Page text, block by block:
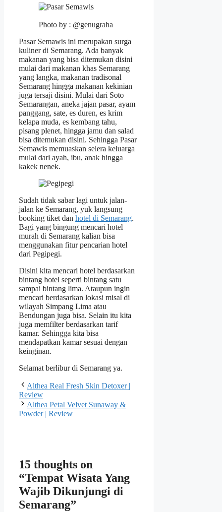
Photo by : @genugraha
Pasar Semawis ini merupakan surga
kuliner di Semarang. Ada banyak
makanan yang bisa ditemukan disini
mulai dari makanan khas Semarang
yang langka, makanan tradisonal
Semarang hingga makanan kekinian
juga tersaji disini. Mulai dari Soto
Semarangan, aneka jajan pasar, ayam
panggang, sate, es duren, es krim
kelapa muda, es kembang tahu,
pisang plenet, hingga jamu dan salad
bisa ditemukan disini. Sehingga Pasar
Semawis memuaskan selera keluarga
mulai dari ayah, ibu, anak hingga
kakek nenek.
Sudah tidak sabar lagi untuk jalan-
jalan ke Semarang, yuk langsung
booking tiket dan hotel di Semarang.
Bagi yang bingung mencari hotel
murah di Semarang kalian bisa
menggunakan fitur pencarian hotel
dari Pegipegi.
Disini kita mencari hotel berdasarkan
bintang hotel seperti bintang satu
sampai bintang lima. Ataupun ingin
mencari berdasarkan lokasi misal di
wilayah Simpang Lima atau
Bendungan juga bisa. Selain itu kita
juga memfilter berdasarkan tarif
kamar. Sehingga kita bisa
mendapatkan kamar sesuai dengan
keinginan.
Selamat berlibur di Semarang ya.
Althea Real Fresh Skin Detoxer |
Review
Althea Petal Velvet Sunaway &
Powder | Review
15 thoughts on
“Tempat Wisata Yang
Wajib Dikunjungi di
Semarang”